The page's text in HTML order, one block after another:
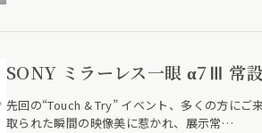
SONY ミラーレス一眼 α7Ⅲ 常
先回の“Touch & Try” イベント、多くの方にご
取られた瞬間の映像美に惹かれ、展示常…